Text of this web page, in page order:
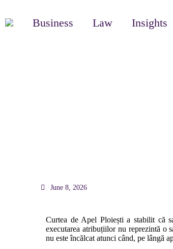
Business Law Insights
June 8, 2026
Curtea de Apel Ploiești a stabilit că
executarea atribuțiilor nu reprezintă o
nu este încălcat atunci când, pe lângă